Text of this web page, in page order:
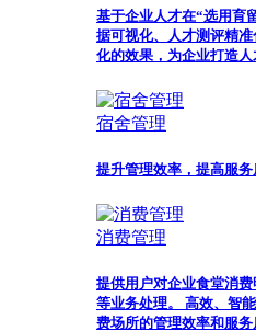
基于企业人才在“选用育
据可视化、人才测评精
化的效果，为企业打造人
宿舍管理
提升管理效率，提高服
消费管理
提供用户对企业食堂消
等业务处理。 高效、智
费场所的管理效率和服务